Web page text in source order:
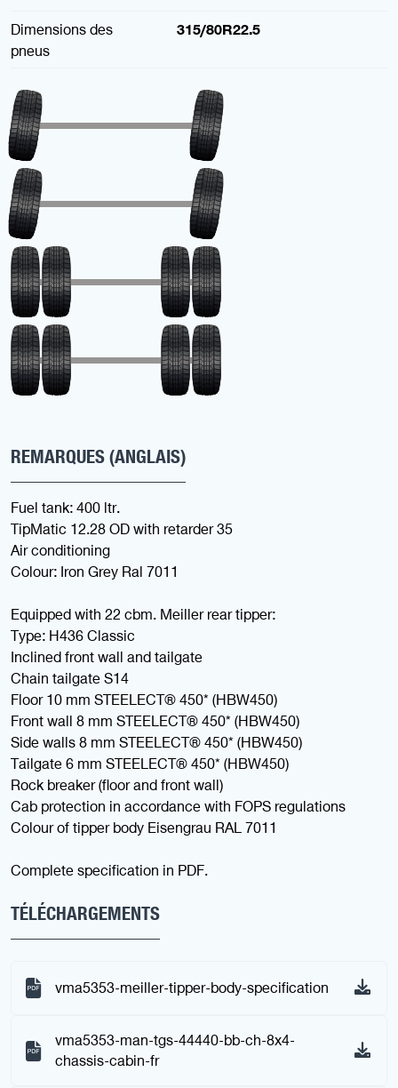
Dimensions des
pneus
315/80R22.5
REMARQUES (ANGLAIS)
Fuel tank: 400 ltr.
TipMatic 12.28 OD with retarder 35
Air conditioning
Colour: Iron Grey Ral 7011
Equipped with 22 cbm. Meiller rear tipper:
Type: H436 Classic
Inclined front wall and tailgate
Chain tailgate S14
Floor 10 mm STEELECT® 450* (HBW450)
Front wall 8 mm STEELECT® 450* (HBW450)
Side walls 8 mm STEELECT® 450* (HBW450)
Tailgate 6 mm STEELECT® 450* (HBW450)
Rock breaker (floor and front wall)
Cab protection in accordance with FOPS regulations
Colour of tipper body Eisengrau RAL 7011
Complete specification in PDF.
TÉLÉCHARGEMENTS
vma5353-meiller-tipper-body-specification
vma5353-man-tgs-44440-bb-ch-8x4-
chassis-cabin-fr